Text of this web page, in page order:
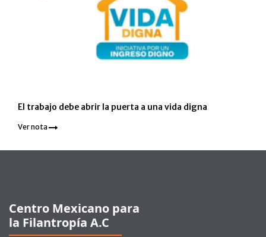
El trabajo debe abrir la puerta a una vida digna
Ver nota
Centro Mexicano para
la Filantropía A.C